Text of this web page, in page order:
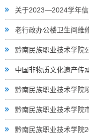
关于2023—2024学年
老行政办公楼卫生间维
黔南民族职业技术学院
中国非物质文化遗产传
黔南民族职业技术学院
黔南民族职业技术学院
黔南民族职业技术学院